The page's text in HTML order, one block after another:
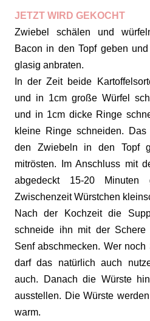
JETZT WIRD GEKOCHT
Zwiebel schälen und
Bacon in den Topf geben
glasig anbraten.
In der Zeit beide
und in 1cm große Würfel
und in 1cm dicke Ringe
kleine Ringe schneiden.
den Zwiebeln in den Topf
mitrösten. Im Anschluss mit
abgedeckt 15-20
Zwischenzeit Würstchen
Nach der Kochzeit die
schneide ihn mit der
Senf abschmecken. Wer
darf das natürlich auch
auch. Danach die Würste
ausstellen. Die Würste
warm.